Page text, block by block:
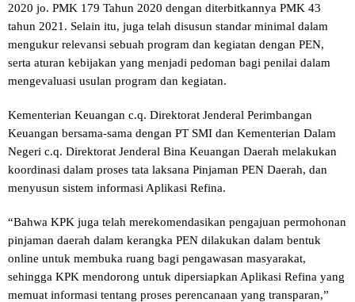
2020 jo. PMK 179 Tahun 2020 dengan diterbitkannya PMK 43
tahun 2021. Selain itu, juga telah disusun standar minimal dalam
mengukur relevansi sebuah program dan kegiatan dengan PEN,
serta aturan kebijakan yang menjadi pedoman bagi penilai dalam
mengevaluasi usulan program dan kegiatan.
Kementerian Keuangan c.q. Direktorat Jenderal Perimbangan
Keuangan bersama-sama dengan PT SMI dan Kementerian Dalam
Negeri c.q. Direktorat Jenderal Bina Keuangan Daerah melakukan
koordinasi dalam proses tata laksana Pinjaman PEN Daerah, dan
menyusun sistem informasi Aplikasi Refina.
“Bahwa KPK juga telah merekomendasikan pengajuan permohonan
pinjaman daerah dalam kerangka PEN dilakukan dalam bentuk
online untuk membuka ruang bagi pengawasan masyarakat,
sehingga KPK mendorong untuk dipersiapkan Aplikasi Refina yang
memuat informasi tentang proses perencanaan yang transparan,”